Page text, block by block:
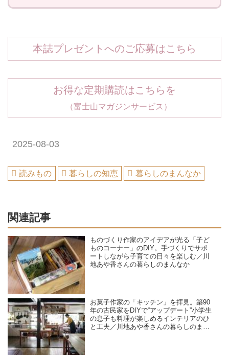
本誌プレゼントへのご応募はこちら
お得な定期購読はこちらを
（富士山マガジンサービス）
2025-08-03
読みもの 暮らしの知恵 暮らしのまんなか
関連記事
ものづくり作家のアイデアが光る「子ど
ものコーナー」のDIY。手づくりでサポ
ートしながら子育ての日々を楽しむ／川
地あや香さんの暮らしのまんなか
お菓子作家の「キッチン」を拝見。築90
年の古民家をDIYで“アップデート”小学生
の息子も料理が楽しめるインテリアのひ
と工夫／川地あや香さんの暮らしのまん